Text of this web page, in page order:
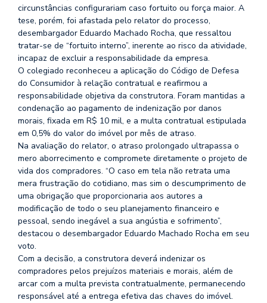
circunstâncias configurariam caso fortuito ou força maior. A
tese, porém, foi afastada pelo relator do processo,
desembargador Eduardo Machado Rocha, que ressaltou
tratar-se de “fortuito interno”, inerente ao risco da atividade,
incapaz de excluir a responsabilidade da empresa.
O colegiado reconheceu a aplicação do Código de Defesa
do Consumidor à relação contratual e reafirmou a
responsabilidade objetiva da construtora. Foram mantidas a
condenação ao pagamento de indenização por danos
morais, fixada em R$ 10 mil, e a multa contratual estipulada
em 0,5% do valor do imóvel por mês de atraso.
Na avaliação do relator, o atraso prolongado ultrapassa o
mero aborrecimento e compromete diretamente o projeto de
vida dos compradores. “O caso em tela não retrata uma
mera frustração do cotidiano, mas sim o descumprimento de
uma obrigação que proporcionaria aos autores a
modificação de todo o seu planejamento financeiro e
pessoal, sendo inegável a sua angústia e sofrimento”,
destacou o desembargador Eduardo Machado Rocha em seu
voto.
Com a decisão, a construtora deverá indenizar os
compradores pelos prejuízos materiais e morais, além de
arcar com a multa prevista contratualmente, permanecendo
responsável até a entrega efetiva das chaves do imóvel.